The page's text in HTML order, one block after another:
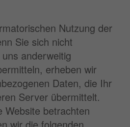
Nutzung der
Sie sich nicht
anderweitig
erheben wir
Daten, die Ihr
Server übermittelt.
Website betrachten